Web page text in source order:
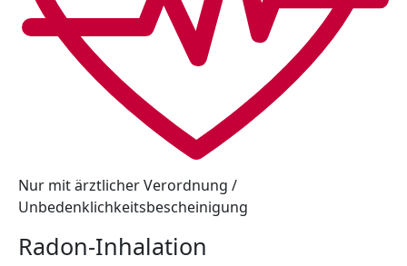
Nur mit ärztlicher Verordnung /
Unbedenklichkeitsbescheinigung
Radon-Inhalation